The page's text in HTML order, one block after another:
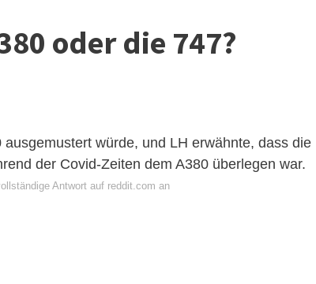
oder die 747?
würde, und LH erwähnte, dass die
der Covid-Zeiten dem A380 überlegen war.
Antwort auf reddit.com an